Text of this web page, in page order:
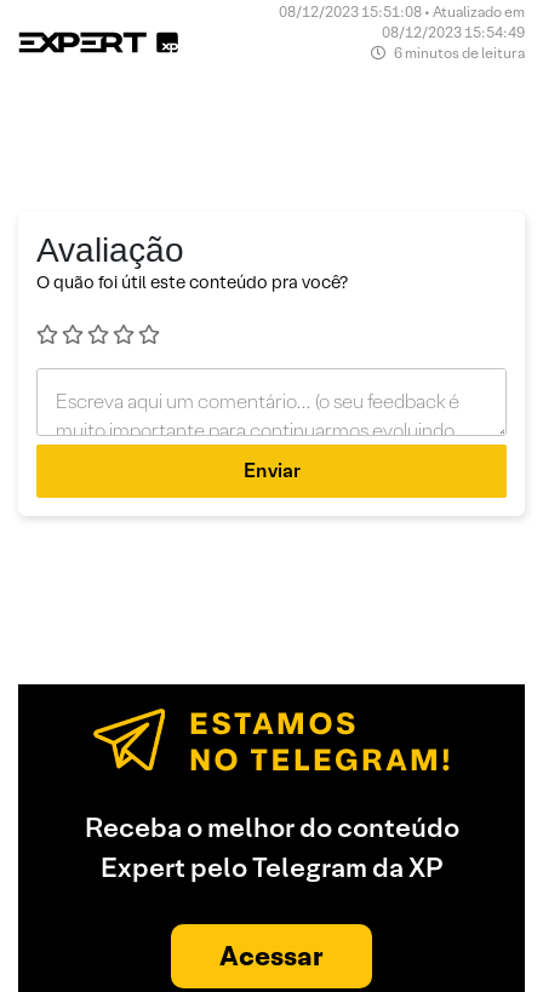
08/12/2023 15:51:08 • Atualizado em
08/12/2023 15:54:49
6 minutos de leitura
Avaliação
O quão foi útil este conteúdo pra você?
Enviar
Receba o melhor do conteúdo
Expert pelo Telegram da XP
Acessar